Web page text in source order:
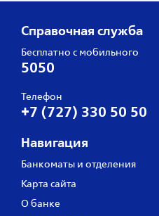
Справочная служба
Бесплатно с мобильного
5050
Телефон
+7 (727) 330 50 50
Навигация
Банкоматы и отделения
Карта сайта
О банке